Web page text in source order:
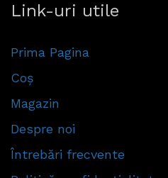
Link-uri utile
Prima Pagina
Coș
Magazin
Despre noi
Întrebări frecvente